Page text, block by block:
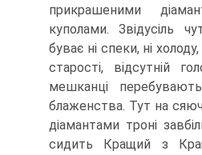
прикрашеними
куполами. Звідусіль
буває ні спеки, ні
старості, відсутній
мешканці
блаженства. Тут на
діамантами троні
сидить Кращий з